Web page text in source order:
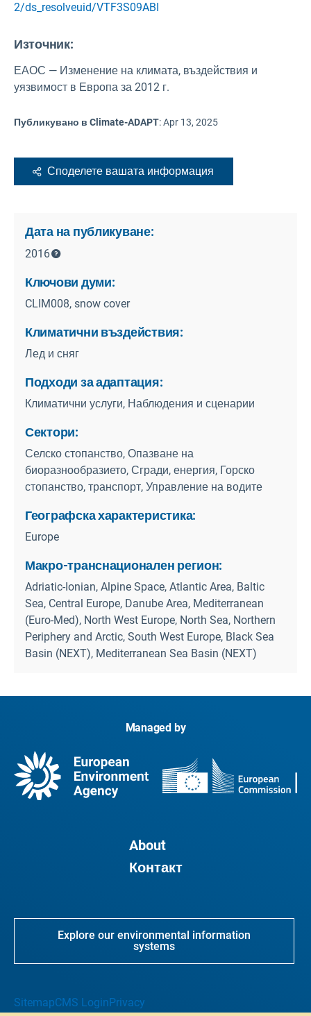
2/ds_resolveuid/VTF3S09ABI
Източник:
ЕАОС — Изменение на климата, въздействия и
уязвимост в Европа за 2012 г.
Публикувано в Climate-ADAPT:Apr 13, 2025
Споделете вашата информация
Дата на публикуване:
2016
Ключови думи:
CLIM008, snow cover
Климатични въздействия:
Лед и сняг
Подходи за адаптация:
Климатични услуги, Наблюдения и сценарии
Сектори:
Селско стопанство, Опазване на
биоразнообразието, Сгради, енергия, Горско
стопанство, транспорт, Управление на водите
Географска характеристика:
Europe
Макро-транснационален регион:
Adriatic-Ionian, Alpine Space, Atlantic Area, Baltic
Sea, Central Europe, Danube Area, Mediterranean
(Euro-Med), North West Europe, North Sea, Northern
Periphery and Arctic, South West Europe, Black Sea
Basin (NEXT), Mediterranean Sea Basin (NEXT)
Managed by
About
Контакт
Explore our environmental information
systems
SitemapCMS LoginPrivacy